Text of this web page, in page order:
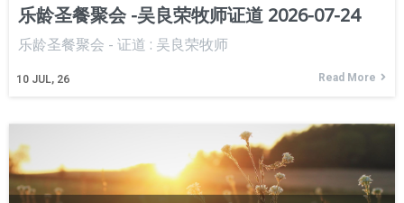
乐龄圣餐聚会 -吴良荣牧师证道 2026-07-24
10 JUL, 26
乐龄圣餐聚会 - 证道 : 吴良荣牧师
Read More